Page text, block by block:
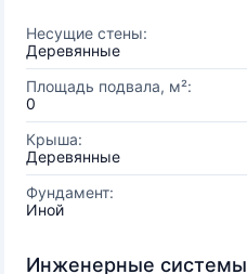
Несущие стены:
Деревянные
Площадь подвала, м²:
0
Крыша:
Деревянные
Фундамент:
Иной
Инженерные системы